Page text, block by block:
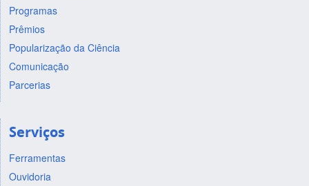
Programas
Prêmios
Popularização da Ciência
Comunicação
Parcerias
Serviços
Ferramentas
Ouvidoria